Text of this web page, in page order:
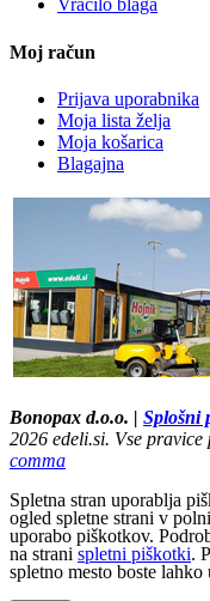
Vračilo blaga
Moj račun
Prijava uporabnika
Moja lista želja
Moja košarica
Blagajna
Bonopax d.o.o. | Splošni
2026 edeli.si. Vse pravice
comma
Spletna stran uporablja
ogled spletne strani v
uporabo piškotkov.
na strani spletni piškotki.
spletno mesto boste